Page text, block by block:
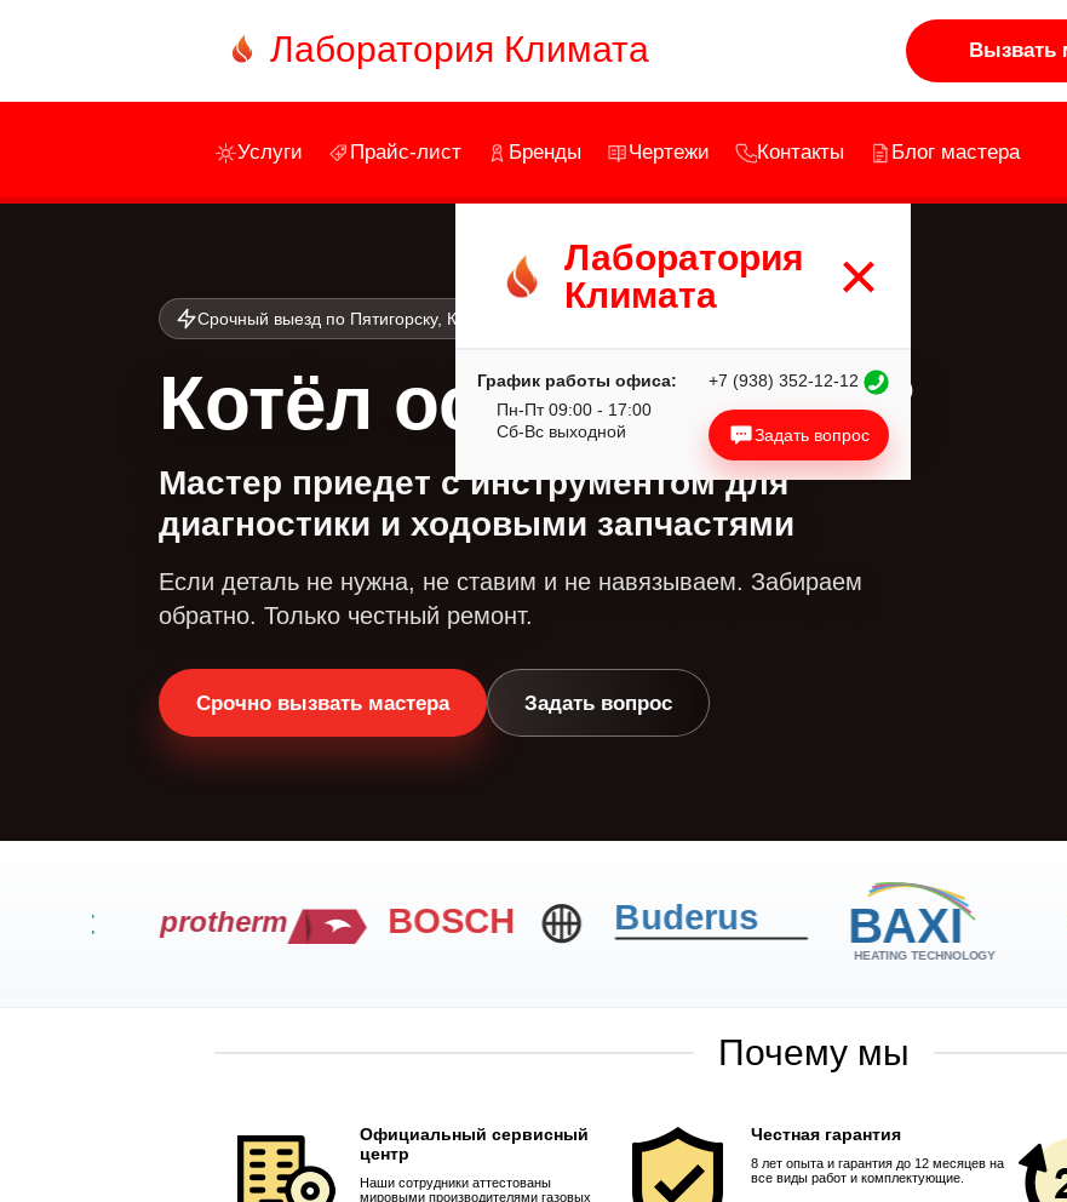
Лаборатория Климата Вызвать
Услуги Прайс-лист Бренды Чертежи Контакты Блог мастера
Лаборатория
Климата
×
Услуги ›
Прайс-лист ›
Чертежи
Блог мастера
График работы офиса:
Пн-Пт 09:00 - 17:00
Сб-Вс выходной
+7 (938) 352-12-12
Задать вопрос
Срочный выезд по Пятигорску, КМВ и Республикам
Котёл остановился?
Мастер приедет с инструментом для
диагностики и ходовыми запчастями
Если деталь не нужна, не ставим и не навязываем. Забираем
обратно. Только честный ремонт.
Срочно вызвать мастера Задать вопрос
Почему мы
Официальный сервисный
центр
Наши сотрудники аттестованы
мировыми производителями газовых
Честная гарантия
8 лет опыта и гарантия до 12 месяцев на
все виды работ и комплектующие.